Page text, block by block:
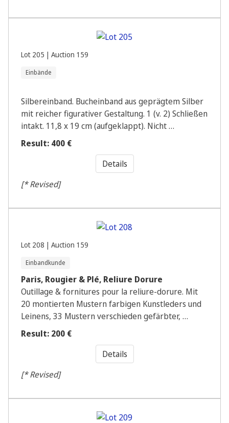
Lot 205 | Auction 159
Einbände
Silbereinband. Bucheinband aus geprägtem Silber
mit reicher figurativer Gestaltung. 1 (v. 2) Schließen
intakt. 11,8 x 19 cm (aufgeklappt). Nicht …
Result: 400 €
Details
[* Revised]
Lot 208 | Auction 159
Einbandkunde
Paris, Rougier & Plé, Reliure Dorure
Outillage & fornitures pour la reliure-dorure. Mit
20 montierten Mustern farbigen Kunstleders und
Leinens, 33 Mustern verschieden gefärbter, …
Result: 200 €
Details
[* Revised]